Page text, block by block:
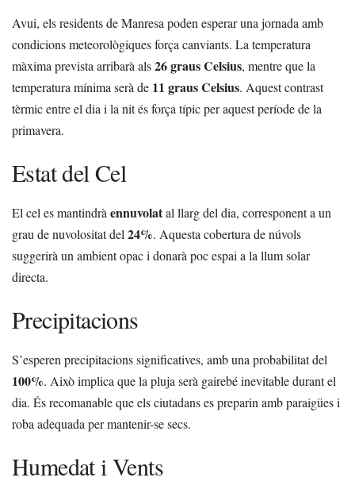
Avui, els residents de Manresa poden esperar una jornada amb
condicions meteorològiques força canviants. La temperatura
màxima prevista arribarà als26 graus Celsius, mentre que la
temperatura mínima serà de 11 graus Celsius. Aquest contrast
tèrmic entre el dia i la nit és força típic per aquest període de la
primavera.
Estat del Cel
El cel es mantindràennuvolatal llarg del dia, corresponent a un
grau de nuvolositat del24%. Aquesta cobertura de núvols
suggerirà un ambient opac i donarà poc espai a la llum solar
directa.
Precipitacions
S’esperen precipitacions significatives, amb una probabilitat del
100%. Això implica que la pluja serà gairebé inevitable durant el
dia. És recomanable que els ciutadans es preparin amb paraigües i
roba adequada per mantenir-se secs.
Humedat i Vents